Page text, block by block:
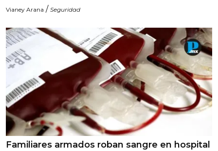
Vianey Arana / Seguridad
Familiares armados roban sangre en hospital